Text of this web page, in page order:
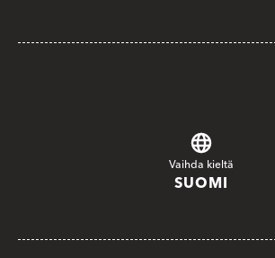
Vaihda kieltä
SUOMI